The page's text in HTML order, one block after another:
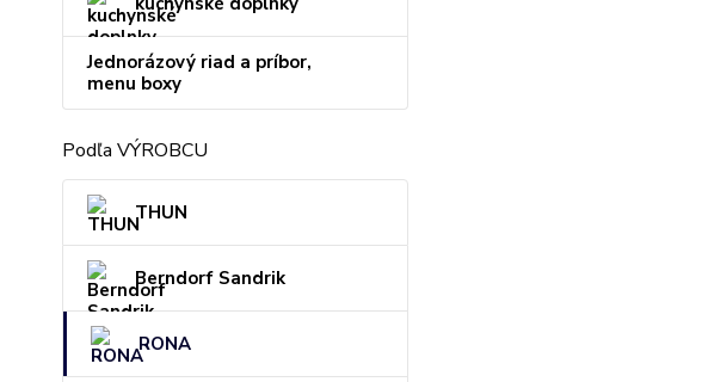
Jednorázový riad a príbor,
menu boxy
Podľa VÝROBCU
THUN
Berndorf Sandrik
RONA